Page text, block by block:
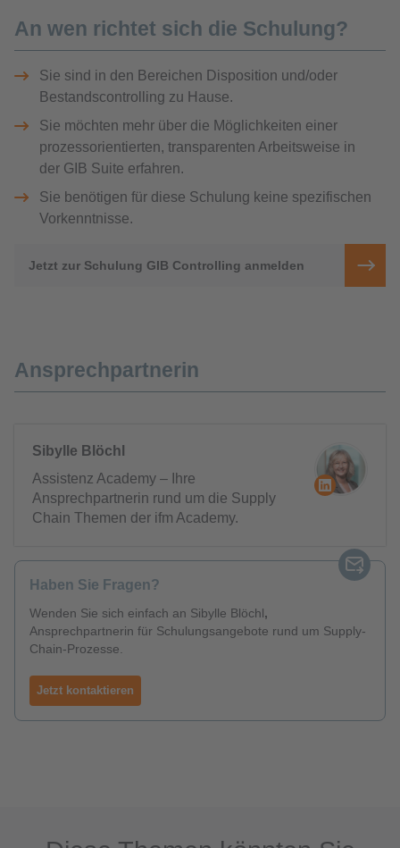
An wen richtet sich die Schulung?
Sie sind in den Bereichen Disposition und/oder
Bestandscontrolling zu Hause.
Sie möchten mehr über die Möglichkeiten einer
prozessorientierten, transparenten Arbeitsweise in
der GIB Suite erfahren.
Sie benötigen für diese Schulung keine spezifischen
Vorkenntnisse.
Jetzt zur Schulung GIB Controlling anmelden
Ansprechpartnerin
Sibylle Blöchl
Assistenz Academy – Ihre
Ansprechpartnerin rund um die Supply
Chain Themen der ifm Academy.
Haben Sie Fragen?
Wenden Sie sich einfach an Sibylle Blöchl,
Ansprechpartnerin für Schulungsangebote rund um Supply-
Chain-Prozesse.
Jetzt kontaktieren